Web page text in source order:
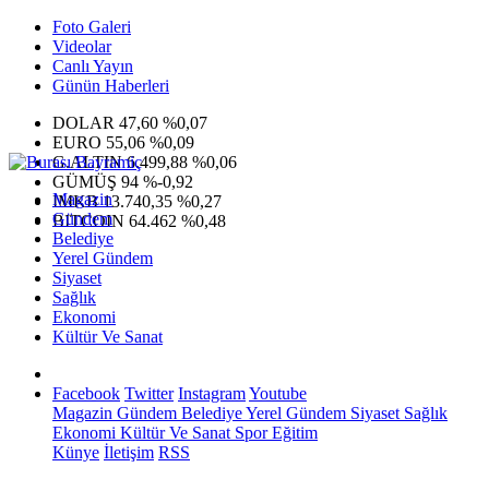
Foto Galeri
Videolar
Canlı Yayın
Günün Haberleri
DOLAR 47,60 %0,07
EURO 55,06 %0,09
G.ALTIN6.499,88 %0,06
GÜMÜŞ 94 %-0,92
IMKB13.740,35 %0,27
BITCOIN 64.462 %0,48
Magazin
Gündem
Belediye
Yerel Gündem
Siyaset
Sağlık
Ekonomi
Kültür Ve Sanat
Facebook Twitter InstagramYoutube
Magazin Gündem BelediyeYerel Gündem Siyaset Sağlık
Ekonomi Kültür Ve Sanat SporEğitim
Künye İletişim RSS